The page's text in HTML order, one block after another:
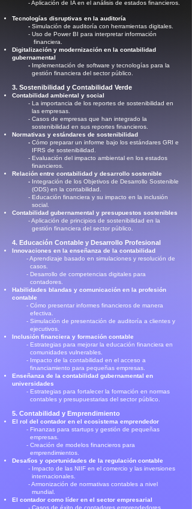
- Aplicación de IA en el análisis de estados financieros.
Tecnologías disruptivas en la auditoría
- Simulación de auditoría con herramientas digitales.
- Uso de Power BI para interpretar información
financiera.
Digitalización y modernización en la contabilidad
gubernamental
- Implementación de software y tecnologías para la
gestión financiera del sector público.
3. Sostenibilidad y Contabilidad Verde
Contabilidad ambiental y social
- La importancia de los reportes de sostenibilidad en
las empresas.
- Casos de empresas que han integrado la
sostenibilidad en sus reportes financieros.
Normativas y estándares de sostenibilidad
- Cómo preparar un informe bajo los estándares GRI e
IFRS de sostenibilidad.
- Evaluación del impacto ambiental en los estados
financieros.
Relación entre contabilidad y desarrollo sostenible
- Integración de los Objetivos de Desarrollo Sostenible
(ODS) en la contabilidad.
- Educación financiera y su impacto en la inclusión
social.
Contabilidad gubernamental y presupuestos sostenibles
- Aplicación de principios de sostenibilidad en la
gestión financiera del sector público.
4. Educación Contable y Desarrollo Profesional
Innovaciones en la enseñanza de la contabilidad
- Aprendizaje basado en simulaciones y resolución de
casos.
- Desarrollo de competencias digitales para
contadores.
Habilidades blandas y comunicación en la profesión
contable
- Cómo presentar informes financieros de manera
efectiva.
- Simulación de presentación de auditoría a clientes y
ejecutivos.
Inclusión financiera y formación contable
- Estrategias para mejorar la educación financiera en
comunidades vulnerables.
- Impacto de la contabilidad en el acceso a
financiamiento para pequeñas empresas.
Enseñanza de la contabilidad gubernamental en
universidades
- Estrategias para fortalecer la formación en normas
contables y presupuestarias del sector público.
5. Contabilidad y Emprendimiento
El rol del contador en el ecosistema emprendedor
- Finanzas para startups y gestión de pequeñas
empresas.
- Creación de modelos financieros para
emprendimientos.
Desafíos y oportunidades de la regulación contable
- Impacto de las NIIF en el comercio y las inversiones
internacionales.
- Armonización de normativas contables a nivel
mundial.
El contador como líder en el sector empresarial
- Casos de éxito de contadores emprendedores.